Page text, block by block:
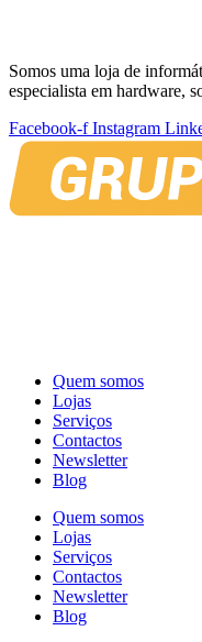
Somos uma loja de
especialista em hardware,
Facebook-f Instagram
Quem somos
Lojas
Serviços
Contactos
Newsletter
Blog
Quem somos
Lojas
Serviços
Contactos
Newsletter
Blog